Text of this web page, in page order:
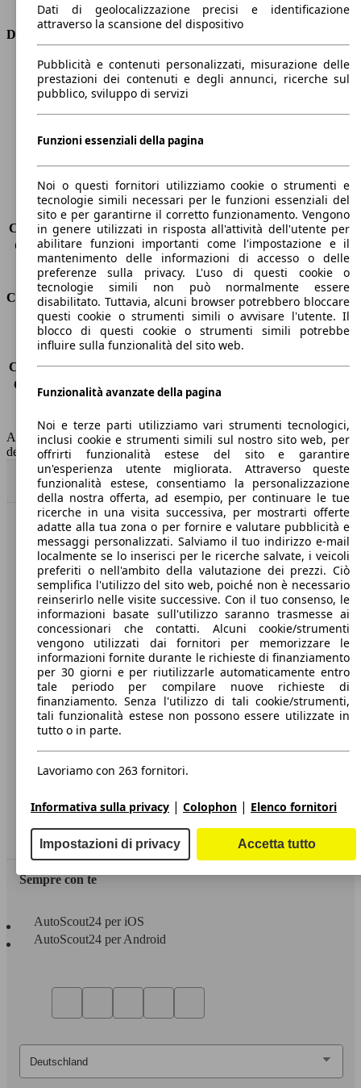
Dimensioni
Lunghezza
4410 mm
Altezza
1650 mm
Larghezza
Peso massimo
2133 kg
Sedili
5
Carico sul tetto
-
Capacità di traino (senza freni) -
Capacità di traino (con freni)
1850 kg
Volume del bagagliaio
572 - 2618 l
Consumi
Emissioni di CO2*
118 g/km (komb.)
Consumo (urbano)
5.0 l/100km
Consumo (extra-urbano) 4.3 l/100km
Consumo (combinato)*
4.5 l/100km
Capacità del serbatoio
52 l
AutoScout24 non si assume alcuna responsabilità per la correttezza
dei dati.
Torna su
Benvenuti su AutoScout24, il mercato auto europeo.
Società
A proposito di AutoScout24
Stampa
Media
Condizioni generali
Informazioni
Privacy
Dichiarazione di Accessibilità
Servizi
Area rivenditori
Sempre con te
AutoScout24 per iOS
AutoScout24 per Android
Dati di geolocalizzazione precisi e identificazione
attraverso la scansione del dispositivo
Pubblicità e contenuti personalizzati, misurazione delle
prestazioni dei contenuti e degli annunci, ricerche sul
pubblico, sviluppo di servizi
Funzioni essenziali della pagina
Noi o questi fornitori utilizziamo cookie o strumenti e
tecnologie simili necessari per le funzioni essenziali del
sito e per garantirne il corretto funzionamento. Vengono
in genere utilizzati in risposta all'attività dell'utente per
abilitare funzioni importanti come l'impostazione e il
mantenimento delle informazioni di accesso o delle
preferenze sulla privacy. L'uso di questi cookie o
tecnologie simili non può normalmente essere
disabilitato. Tuttavia, alcuni browser potrebbero bloccare
questi cookie o strumenti simili o avvisare l'utente. Il
blocco di questi cookie o strumenti simili potrebbe
influire sulla funzionalità del sito web.
Funzionalità avanzate della pagina
Noi e terze parti utilizziamo vari strumenti tecnologici,
inclusi cookie e strumenti simili sul nostro sito web, per
offrirti funzionalità estese del sito e garantire
un'esperienza utente migliorata. Attraverso queste
funzionalità estese, consentiamo la personalizzazione
della nostra offerta, ad esempio, per continuare le tue
ricerche in una visita successiva, per mostrarti offerte
adatte alla tua zona o per fornire e valutare pubblicità e
messaggi personalizzati. Salviamo il tuo indirizzo e-mail
localmente se lo inserisci per le ricerche salvate, i veicoli
preferiti o nell'ambito della valutazione dei prezzi. Ciò
semplifica l'utilizzo del sito web, poiché non è necessario
reinserirlo nelle visite successive. Con il tuo consenso, le
informazioni basate sull'utilizzo saranno trasmesse ai
concessionari che contatti. Alcuni cookie/strumenti
vengono utilizzati dai fornitori per memorizzare le
informazioni fornite durante le richieste di finanziamento
per 30 giorni e per riutilizzarle automaticamente entro
tale periodo per compilare nuove richieste di
finanziamento. Senza l'utilizzo di tali cookie/strumenti,
tali funzionalità estese non possono essere utilizzate in
tutto o in parte.
Lavoriamo con 263 fornitori.
Informativa sulla privacy | Colophon | Elenco fornitori
Impostazioni di privacy Accetta tutto